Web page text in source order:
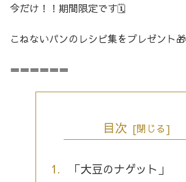
今だけ！！期間限定です🗓️
こねないパンのレシピ集をプレゼント🎁
＝＝＝＝＝＝
目次
「大豆のナゲット」